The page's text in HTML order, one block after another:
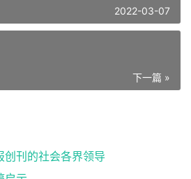
2022-03-07
下一篇 »
创刊的社会各界领导